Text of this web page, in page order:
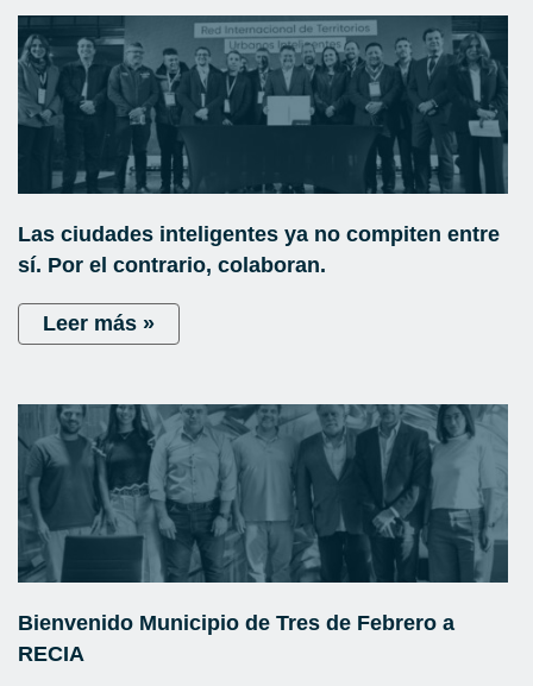
Las ciudades inteligentes ya no compiten entre
sí. Por el contrario, colaboran.
Leer más »
Bienvenido Municipio de Tres de Febrero a
RECIA